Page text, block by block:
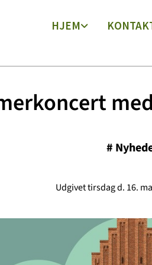
HJEM
#
Udgivet tirsdag d. 16.